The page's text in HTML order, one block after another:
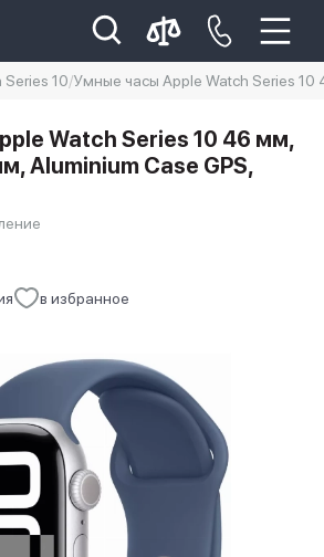
айфон 14
Series 10 Умные часы Apple Watch Series
в избранное
Watch Series 10 46 мм,
Aluminium Case GPS,